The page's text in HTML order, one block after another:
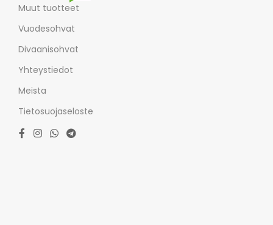
Muut tuotteet
Vuodesohvat
Divaanisohvat
Yhteystiedot
Meista
Tietosuojaseloste